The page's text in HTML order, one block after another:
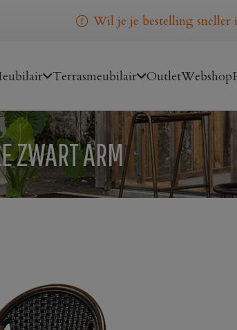
Wil je je bestelling sneller
Terrasmeubilair OutletWebshop
ZWART ARM